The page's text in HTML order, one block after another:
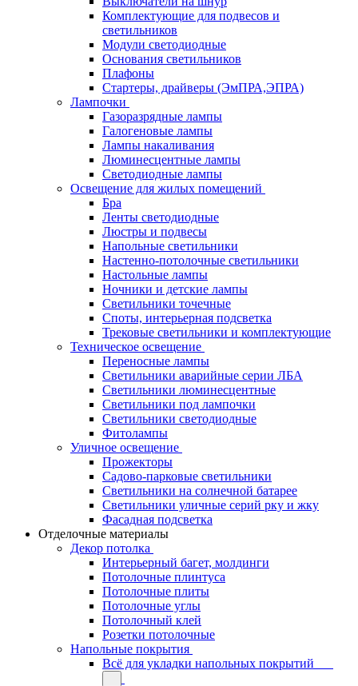
Комплектующие для подвесов и
светильников
Модули светодиодные
Основания светильников
Плафоны
Стартеры, драйверы (ЭмПРА,ЭПРА)
Лампочки
Газоразрядные лампы
Галогеновые лампы
Лампы накаливания
Люминесцентные лампы
Светодиодные лампы
Освещение для жилых помещений
Бра
Ленты светодиодные
Люстры и подвесы
Напольные светильники
Настенно-потолочные светильники
Настольные лампы
Ночники и детские лампы
Светильники точечные
Споты, интерьерная подсветка
Трековые светильники и комплектующие
Техническое освещение
Переносные лампы
Светильники аварийные серии ЛБА
Светильники люминесцентные
Светильники под лампочки
Светильники светодиодные
Фитолампы
Уличное освещение
Прожекторы
Садово-парковые светильники
Светильники на солнечной батарее
Светильники уличные серий рку и жку
Фасадная подсветка
Отделочные материалы
Декор потолка
Интерьерный багет, молдинги
Потолочные плинтуса
Потолочные плиты
Потолочные углы
Потолочный клей
Розетки потолочные
Напольные покрытия
Всё для укладки напольных покрытий